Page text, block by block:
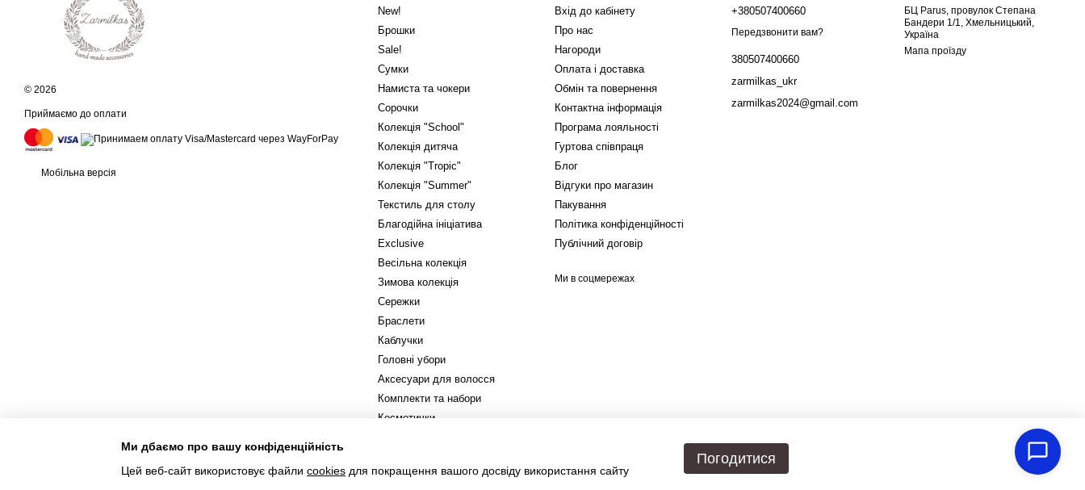
© 2026
Приймаємо до оплати
Мобільна версія
Інтернет-магазин створений з Хорошоп
New!
Брошки
Sale!
Сумки
Намиста та чокери
Сорочки
Колекція "School"
Колекція дитяча
Колекція "Tropic"
Колекція "Summer"
Текстиль для столу
Благодійна ініціатива
Exclusive
Весільна колекція
Зимова колекція
Сережки
Браслети
Каблучки
Головні убори
Аксесуари для волосся
Комплекти та набори
Косметички
Вхід до кабінету
Про нас
Нагороди
Оплата і доставка
Обмін та повернення
Контактна інформація
Програма лояльності
Гуртова співпраця
Блог
Відгуки про магазин
Пакування
Політика конфіденційності
Публічний договір
Ми в соцмережах
+380507400660
Передзвонити вам?
380507400660
zarmilkas_ukr
zarmilkas2024@gmail.com
БЦ Parus, провулок Степана
Бандери 1/1, Хмельницький,
Україна
Мапа проїзду
Ми дбаємо про вашу конфіденційність
Цей веб-сайт використовує файли cookies для покращення вашого досвіду використання сайту
Погодитися